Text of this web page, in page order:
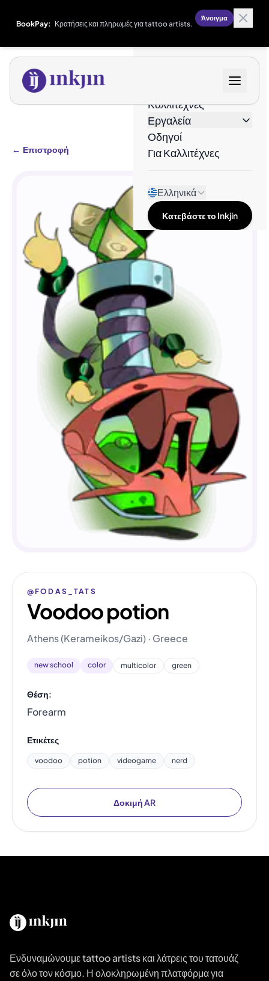
BookPay: Κρατήσεις και πληρωμές για tattoo artists.
Άνοιγμα
Καλλιτέχνες
Εργαλεία
Οδηγοί
Για Καλλιτέχνες
Ελληνικά
Κατεβάστε το Inkjin
← Επιστροφή
@FODAS_TATS
Voodoo potion
Athens (Kerameikos/Gazi) · Greece
new school color multicolor green
Θέση:
Forearm
Ετικέτες
voodoo potion videogame nerd
Δοκιμή AR
Ενδυναμώνουμε tattoo artists και λάτρεις του τατουάζ
σε όλο τον κόσμο. Η ολοκληρωμένη πλατφόρμα για